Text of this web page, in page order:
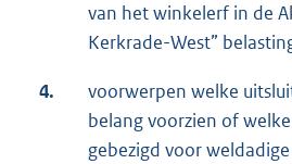
van het winkelerf in de
Kerkrade-West”
4.
voorwerpen welke
belang voorzien of
gebezigd voor